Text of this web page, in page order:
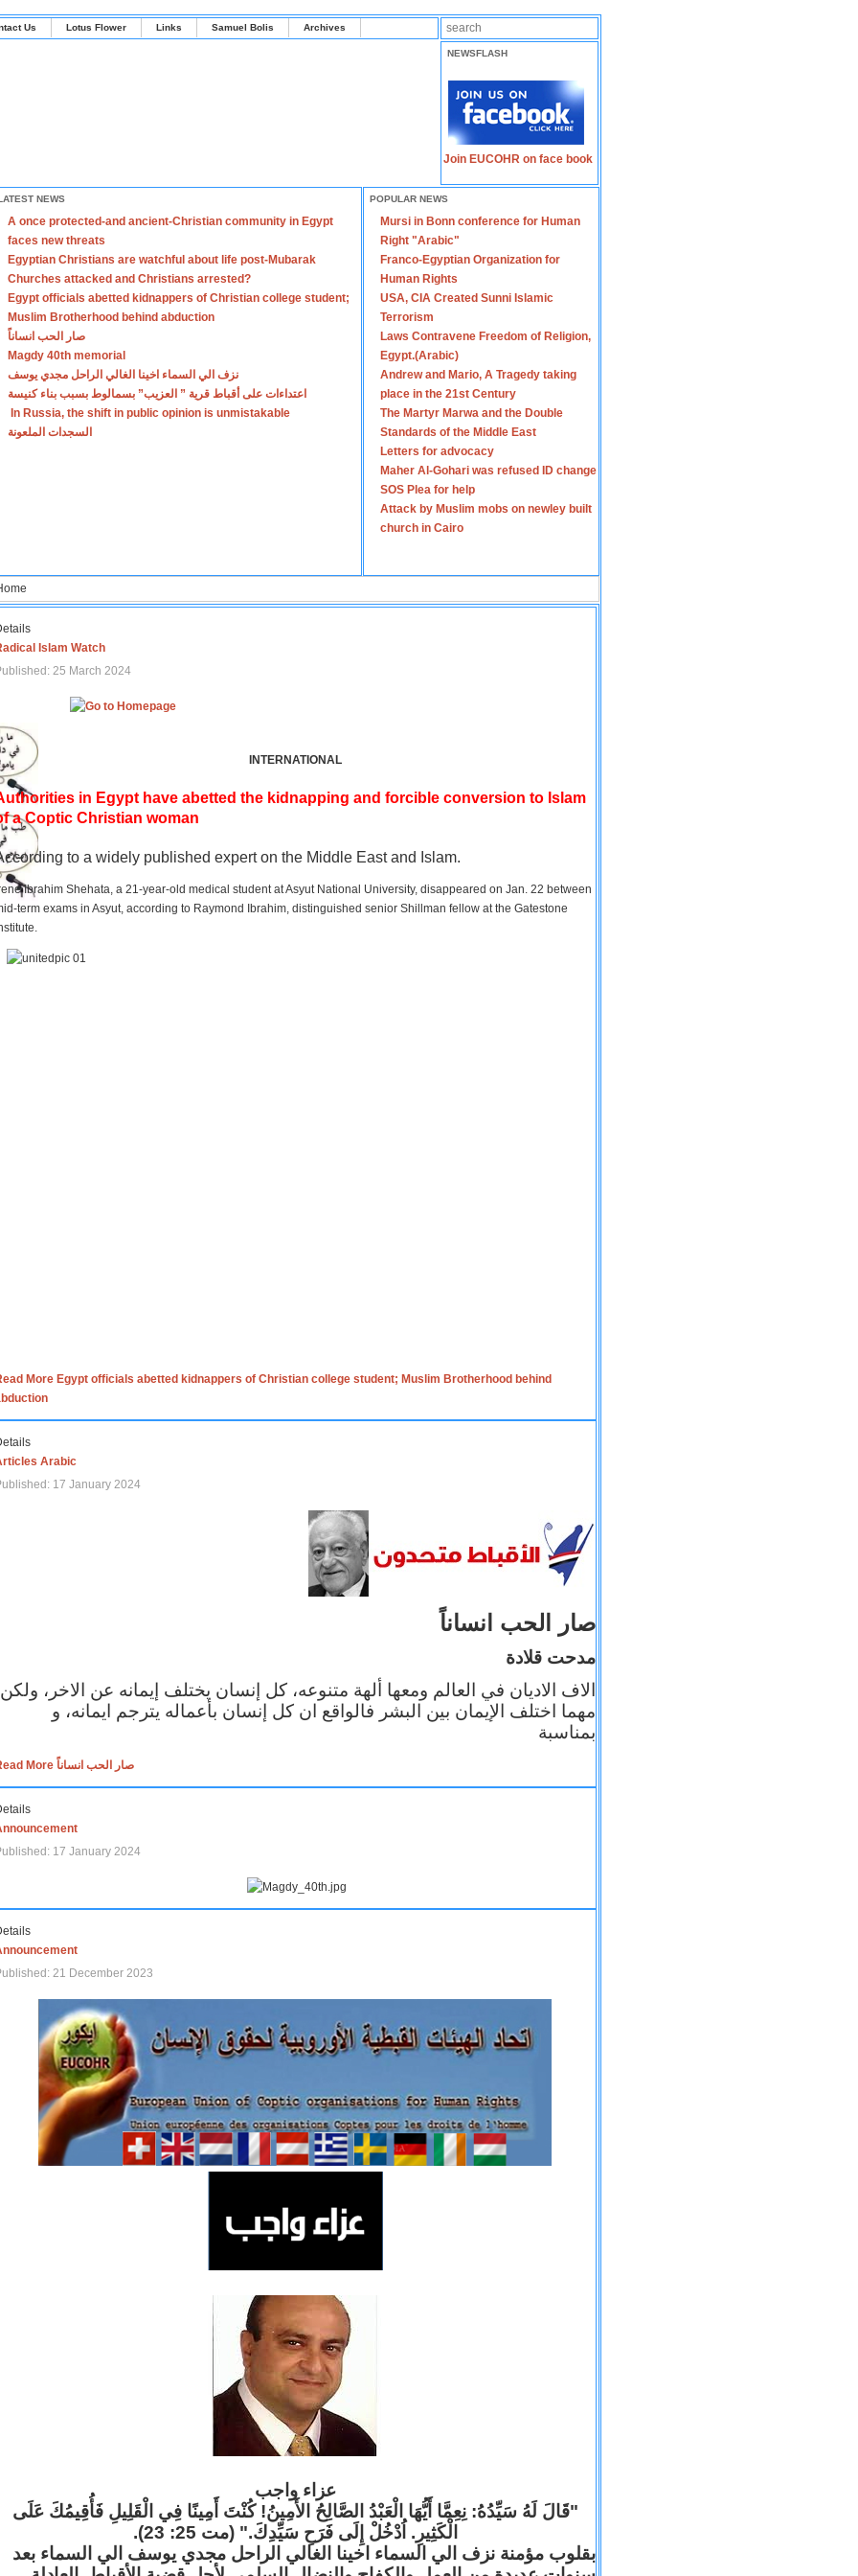
Us Lotus Flower Links Samuel Bolis Archives
NEWSFLASH
Join EUCOHR on face book
NEWS
A once protected-and ancient-Christian community in Egypt
faces new threats
Egyptian Christians are watchful about life post-Mubarak
Churches attacked and Christians arrested?
Egypt officials abetted kidnappers of Christian college student;
Muslim Brotherhood behind abduction
صار الحب انساناً
Magdy 40th memorial
نزف الي السماء اخينا الغالي الراحل مجدي يوسف
اعتداءات على أقباط قرية ” العزيب” بسمالوط بسبب بناء كنيسة
In Russia, the shift in public opinion is unmistakable
السجدات الملعونة
POPULAR NEWS
Mursi in Bonn conference for Human
Right "Arabic"
Franco-Egyptian Organization for
Human Rights
USA, CIA Created Sunni Islamic
Terrorism
Laws Contravene Freedom of Religion,
Egypt.(Arabic)
Andrew and Mario, A Tragedy taking
place in the 21st Century
The Martyr Marwa and the Double
Standards of the Middle East
Letters for advocacy
Maher Al-Gohari was refused ID change
SOS Plea for help
Attack by Muslim mobs on newley built
church in Cairo
Islam Watch
25 March 2024
INTERNATIONAL
in Egypt have abetted the kidnapping and forcible conversion to Islam
a Coptic Christian woman
to a widely published expert on the Middle East and Islam.
Ibrahim Shehata, a 21-year-old medical student at Asyut National University, disappeared on Jan. 22 between
term exams in Asyut, according to Raymond Ibrahim, distinguished senior Shillman fellow at the Gatestone
More Egypt officials abetted kidnappers of Christian college student; Muslim Brotherhood behind
Arabic
17 January 2024
صار الحب انساناً
مدحت قلادة
الاف الاديان في العالم ومعها ألهة متنوعه، كل إنسان يختلف إيمانه عن الاخر، ولكن
مهما اختلف الإيمان بين البشر فالواقع ان كل إنسان بأعماله يترجم ايمانه، و
بمناسبة
Read More صار الحب انساناً
17 January 2024
21 December 2023
عزاء واجب
"قَالَ لَهُ سَيِّدُهُ: نِعِمَّا أَيُّهَا الْعَبْدُ الصَّالِحُ الأَمِينُ! كُنْتَ أَمِينًا فِي الْقَلِيلِ فَأُقِيمُكَ عَلَى
الْكَثِيرِ. اُدْخُلْ إِلَى فَرَحِ سَيِّدِكَ." (مت 25: 23).
بقلوب مؤمنة نزف الي السماء اخينا الغالي الراحل مجدي يوسف الي السماء بعد